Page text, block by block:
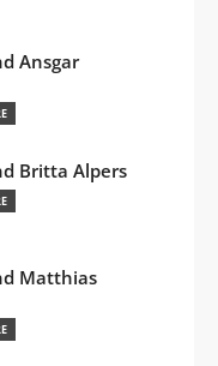
Ansgar
Britta Alpers
Matthias